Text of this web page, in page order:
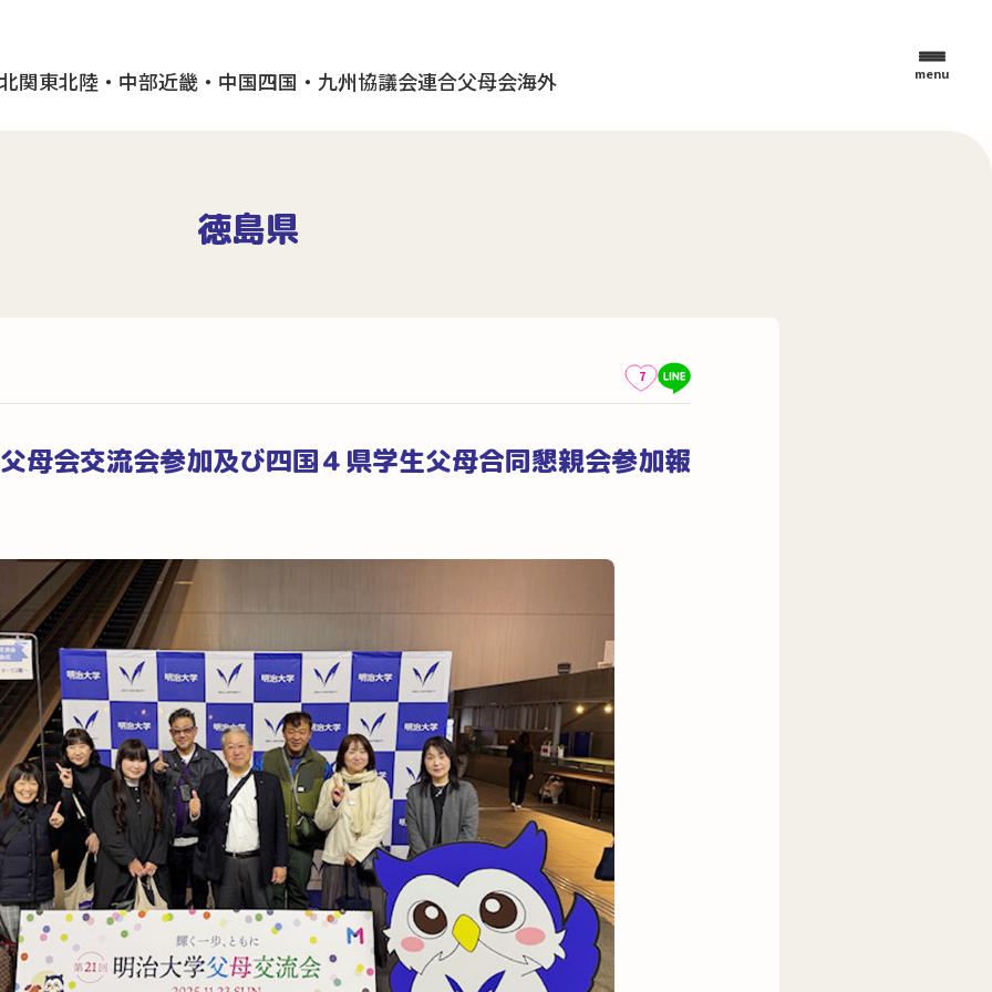
関東北陸・中部近畿・中国四国・九州協議会連合父母会海外 menu
徳島県
7
母会交流会参加及び四国４県学生父母合同懇親会参加報